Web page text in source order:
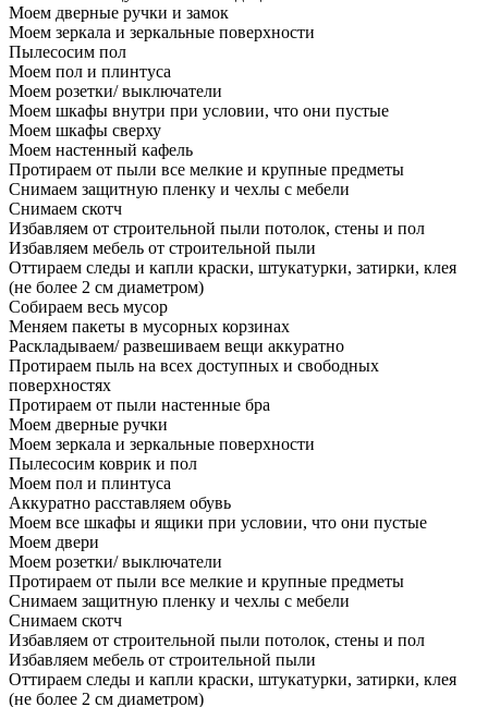
Моем дверные ручки и замок
Моем зеркала и зеркальные поверхности
Пылесосим пол
Моем пол и плинтуса
Моем розетки/ выключатели
Моем шкафы внутри при условии, что они пустые
Моем шкафы сверху
Моем настенный кафель
Протираем от пыли все мелкие и крупные предметы
Снимаем защитную пленку и чехлы с мебели
Снимаем скотч
Избавляем от строительной пыли потолок, стены и пол
Избавляем мебель от строительной пыли
Оттираем следы и капли краски, штукатурки, затирки, клея
(не более 2 см диаметром)
Собираем весь мусор
Меняем пакеты в мусорных корзинах
Раскладываем/ развешиваем вещи аккуратно
Протираем пыль на всех доступных и свободных
поверхностях
Протираем от пыли настенные бра
Моем дверные ручки
Моем зеркала и зеркальные поверхности
Пылесосим коврик и пол
Моем пол и плинтуса
Аккуратно расставляем обувь
Моем все шкафы и ящики при условии, что они пустые
Моем двери
Моем розетки/ выключатели
Протираем от пыли все мелкие и крупные предметы
Снимаем защитную пленку и чехлы с мебели
Снимаем скотч
Избавляем от строительной пыли потолок, стены и пол
Избавляем мебель от строительной пыли
Оттираем следы и капли краски, штукатурки, затирки, клея
(не более 2 см диаметром)